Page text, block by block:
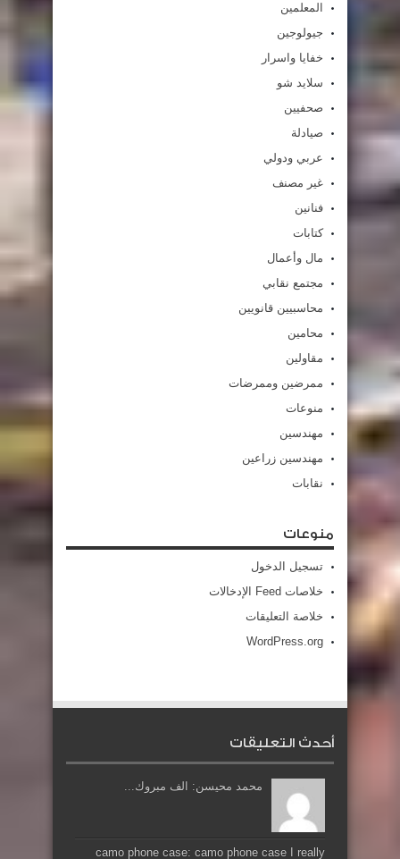
المعلمين
جيولوجين
خفايا واسرار
سلايد شو
صحفيين
صيادلة
عربي ودولي
غير مصنف
فنانين
كتابات
مال وأعمال
مجتمع نقابي
محاسبيين قانويين
محامين
مقاولين
ممرضين وممرضات
منوعات
مهندسين
مهندسين زراعين
نقابات
منوعات
تسجيل الدخول
خلاصات Feed الإدخالات
خلاصة التعليقات
WordPress.org
أحدث التعليقات
محمد محيسن: الف مبروك...
camo phone case: camo phone case I really